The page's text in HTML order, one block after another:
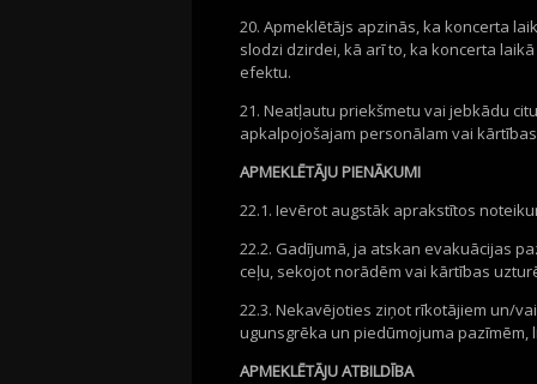
20. Apmeklētājs apzinās, ka koncerta
slodzi dzirdei, kā arī to, ka koncerta
efektu.
21. Neatļautu priekšmetu vai jebkādu
apkalpojošajam personālam vai
APMEKLĒTĀJU PIENĀKUMI
22.1. Ievērot augstāk aprakstītos
22.2. Gadījumā, ja atskan evakuācijas
ceļu, sekojot norādēm vai kārtības
22.3. Nekavējoties ziņot rīkotājiem un/
ugunsgrēka un piedūmojuma
APMEKLĒTĀJU ATBILDĪBA